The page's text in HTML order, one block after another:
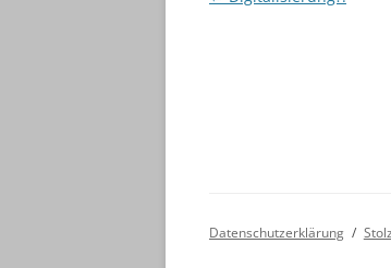
Datenschutzerklärung